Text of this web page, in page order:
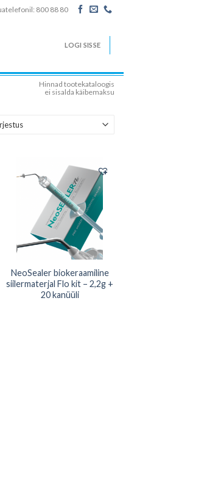
800 88 80
LOGI SISSE
Hinnad tootekataloogis
ei sisalda käibemaksu
NeoSealer biokeraamiline
siilermaterjal Flo kit – 2,2g +
20 kanüüli